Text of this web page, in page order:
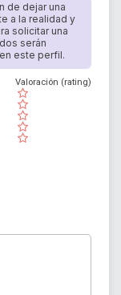
de dejar una
a la realidad y
solicitar una
serán
este perfil.
( )
( )
( )
( )
( )
Valoración (rating)